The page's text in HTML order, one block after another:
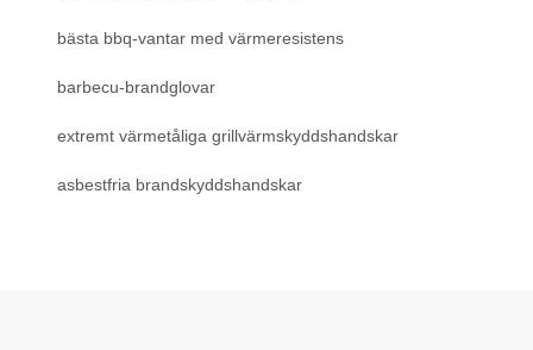
bästa bbq-vantar med värmeresistens
barbecu-brandglovar
extremt värmetåliga grillvärmskyddshandskar
asbestfria brandskyddshandskar